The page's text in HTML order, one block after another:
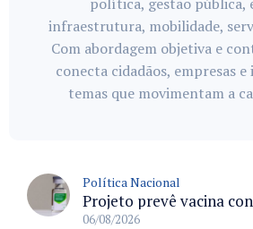
infraestrutura, mobilidade,
Com abordagem objetiva e
conecta cidadãos, empresas
temas que movimentam a
Política Nacional
06/08/2026